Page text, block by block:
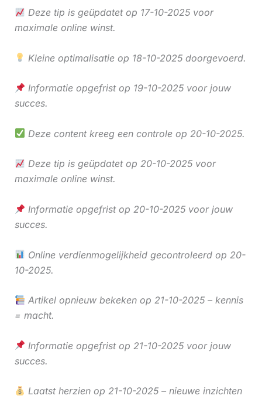
Deze tip is geüpdatet op 17-10-2025 voor
maximale online winst.
Kleine optimalisatie op 18-10-2025 doorgevoerd.
Informatie opgefrist op 19-10-2025 voor jouw
succes.
Deze content kreeg een controle op 20-10-2025.
Deze tip is geüpdatet op 20-10-2025 voor
maximale online winst.
Informatie opgefrist op 20-10-2025 voor jouw
succes.
Online verdienmogelijkheid gecontroleerd op 20-
10-2025.
Artikel opnieuw bekeken op 21-10-2025 – kennis
= macht.
Informatie opgefrist op 21-10-2025 voor jouw
succes.
Laatst herzien op 21-10-2025 – nieuwe inzichten